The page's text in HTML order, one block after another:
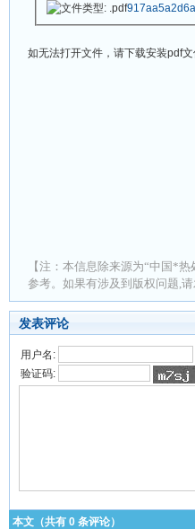
如无法打开文件，请下载安装pdf
【注：本信息除来源为“中国*
参考。如果有涉及到版权问题,
发表评论
用户名:
验证码:
本文（共有 0 条评论）